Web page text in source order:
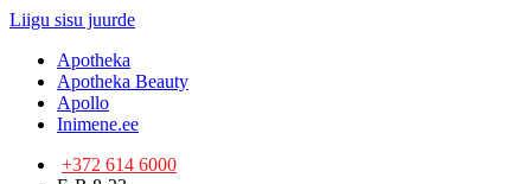
Liigu sisu juurde
Apotheka
Apotheka Beauty
Apollo
Inimene.ee
+372 614 6000